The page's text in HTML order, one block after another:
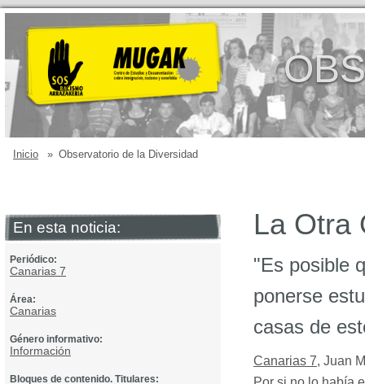
Inicio » Observatorio de la Diversidad
En esta noticia:
Periódico:
Canarias 7
Área:
Canarias
Género informativo:
Información
Bloques de contenido. Titulares:
La Otra
"Es posible
ponerse
casas de
Canarias 7, Juan